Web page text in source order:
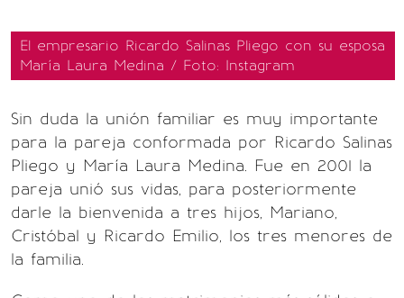
El empresario Ricardo Salinas Pliego con su esposa
María Laura Medina / Foto: Instagram
Sin duda la unión familiar es muy importante
para la pareja conformada por Ricardo Salinas
Pliego y María Laura Medina. Fue en 2001 la
pareja unió sus vidas, para posteriormente
darle la bienvenida a tres hijos, Mariano,
Cristóbal y Ricardo Emilio, los tres menores de
la familia.